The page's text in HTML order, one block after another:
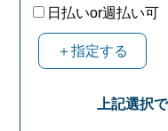
日払いor週払い可
＋指定する
上記選択